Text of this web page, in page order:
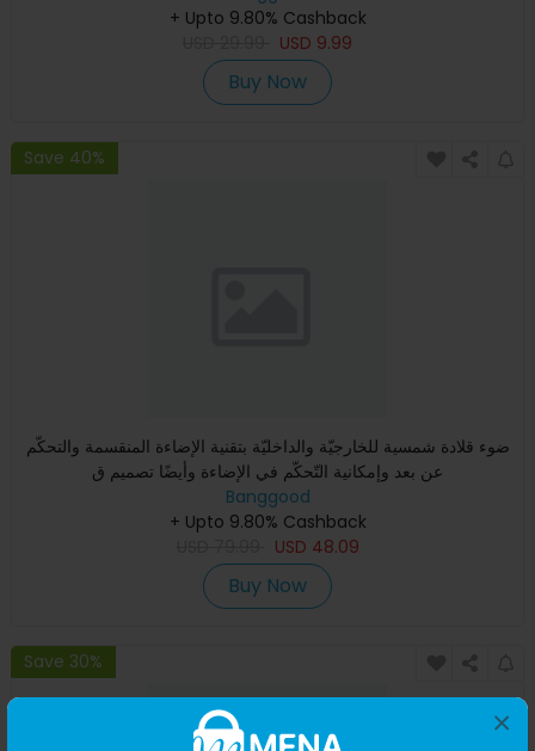
×
+ Upto 9.80% Cashback
USD 9.99
Buy Now
Save 40%
ضوء قلادة شمسية للخارجيّة والداخليّة بتقنية الإضاءة المنقسمة والتحكّم
عن بعد وإمكانية التّحكّم في الإضاءة وأيضًا تصميم ق
Banggood
+ Upto 9.80% Cashback
USD 48.09
Buy Now
Save 30%